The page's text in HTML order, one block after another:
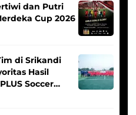
dan Putri
Cup 2026
di Srikandi
Hasil
Soccer